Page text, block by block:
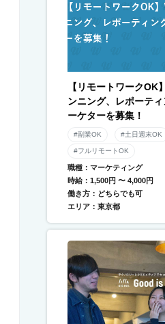
【リモートワークOK
ンニング、レポーテ
ーケターを募集！
#副業OK #土日週末OK
#フルリモートOK
職種：マーケティング
時給：1,500円 〜 4,000円
働き方：どちらでも可
エリア：東京都